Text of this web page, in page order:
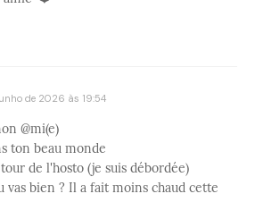
de 2026 às 19:54
@mi(e)
ton beau monde
de l'hosto (je suis débordée)
vas bien ? Il a fait moins chaud cette